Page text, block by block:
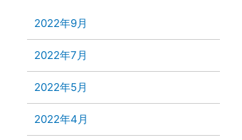
2022年9月
2022年7月
2022年5月
2022年4月